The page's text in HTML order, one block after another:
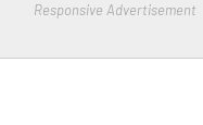
Responsive Advertisement